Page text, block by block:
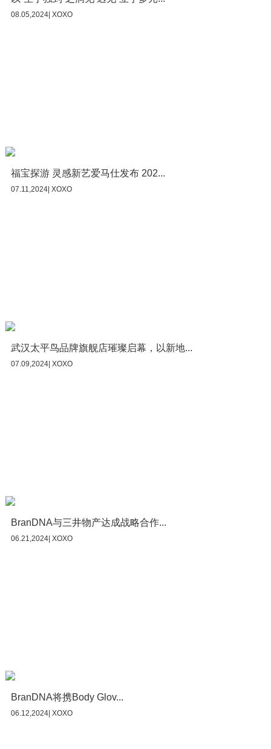
08.05,2024| XOXO
福宝探游 灵感新艺爱马仕发布 202...
07.11,2024| XOXO
武汉太平鸟品牌旗舰店璀璨启幕，以新地...
07.09,2024| XOXO
BranDNA与三井物产达成战略合作...
06.21,2024| XOXO
BranDNA将携Body Glov...
06.12,2024| XOXO